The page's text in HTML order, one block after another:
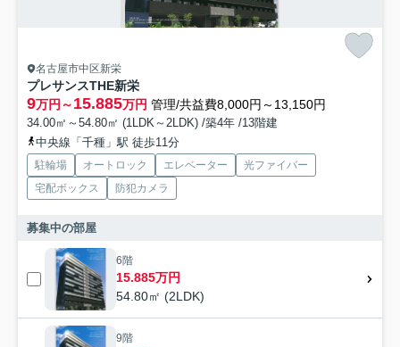
名古屋市中区新栄
プレサンスTHE新栄
9万円～15.885万円 管理/共益費8,000円～13,150円
34.00㎡～54.80㎡ (1LDK～2LDK) /築4年 /13階建
中央線「千種」駅 徒歩11分
駐輪場 オートロック エレベーター
光ファイバー
宅配ボックス
防犯カメラ
募集中の部屋
6階
15.885万円
54.80㎡ (2LDK)
9階